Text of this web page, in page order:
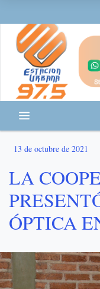
13 de octubre de 2021
LA
ÓPTICA